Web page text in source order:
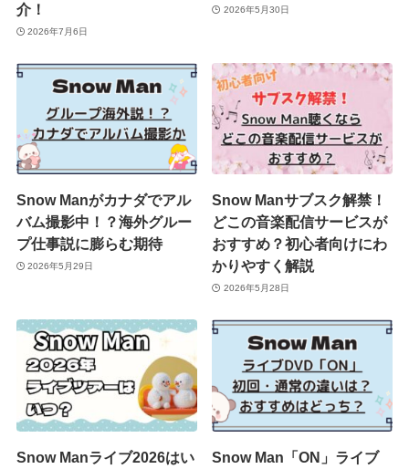
介！
2026年7月6日
2026年5月30日
Snow Manがカナダでアル
バム撮影中！？海外グルー
プ仕事説に膨らむ期待
2026年5月29日
Snow Manサブスク解禁！
どこの音楽配信サービスが
おすすめ？初心者向けにわ
かりやすく解説
2026年5月28日
Snow Manライブ2026はい
Snow Man「ON」ライブ